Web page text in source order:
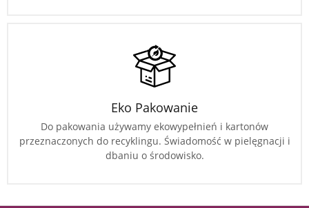
Eko Pakowanie
Do pakowania używamy ekowypełnień i kartonów
przeznaczonych do recyklingu. Świadomość w pielęgnacji i
dbaniu o środowisko.